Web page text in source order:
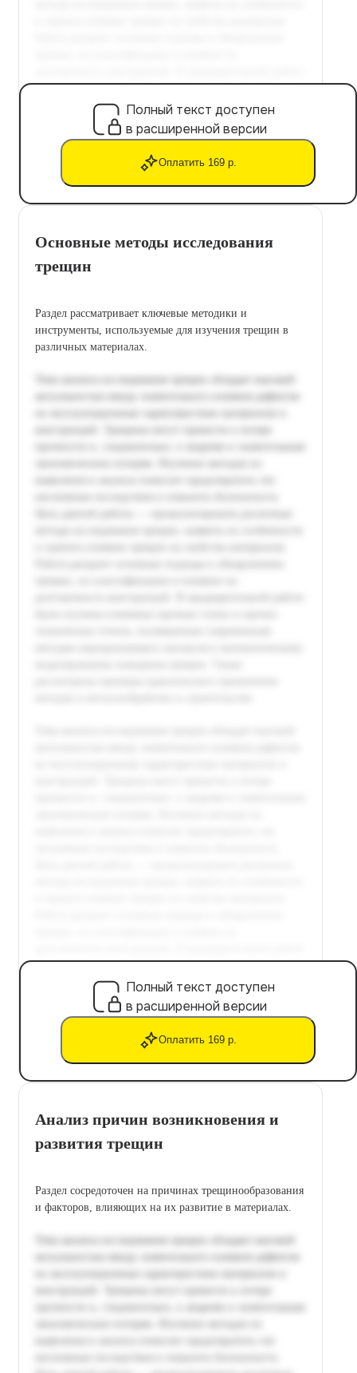
Полный текст доступен
в расширенной версии
Оплатить 169 р.
Основные методы исследования
трещин
Раздел рассматривает ключевые методики и
инструменты, используемые для изучения трещин в
различных материалах.
Полный текст доступен
в расширенной версии
Оплатить 169 р.
Анализ причин возникновения и
развития трещин
Раздел сосредоточен на причинах трещинообразования
и факторов, влияющих на их развитие в материалах.